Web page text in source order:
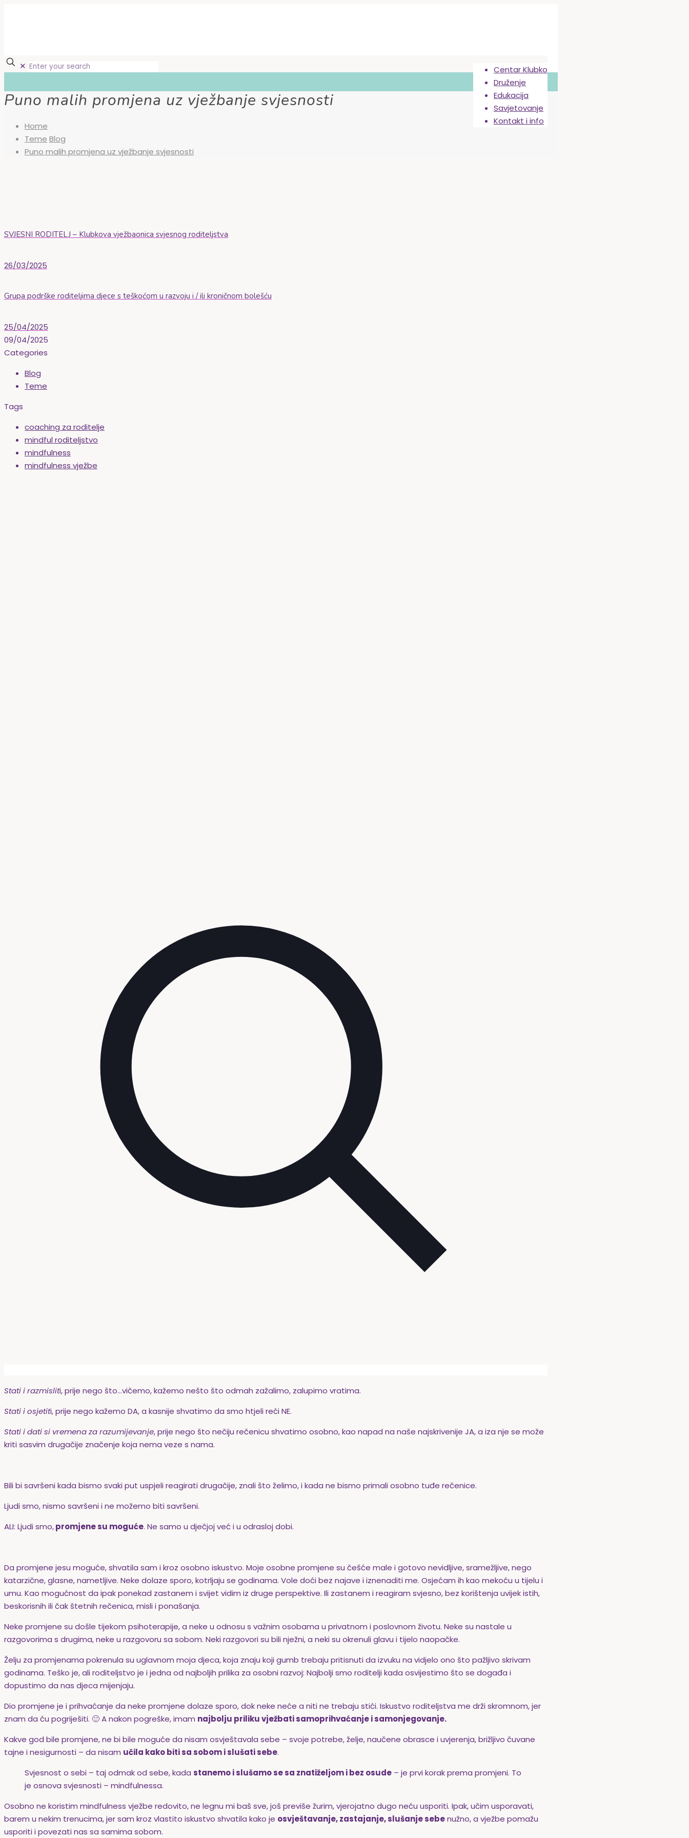
Centar Klubko
Druženje
Edukacija
Savjetovanje
Kontakt i info
✕
Puno malih promjena uz vježbanje svjesnosti
Home
Teme Blog
Puno malih promjena uz vježbanje svjesnosti
SVJESNI RODITELJ – Klubkova vježbaonica svjesnog roditeljstva
26/03/2025
Grupa podrške roditeljima djece s teškoćom u razvoju i / ili kroničnom bolešću
25/04/2025
09/04/2025
Categories
Blog
Teme
Tags
coaching za roditelje
mindful roditeljstvo
mindfulness
mindfulness vježbe
Stati i razmisliti, prije nego što…vičemo, kažemo nešto što odmah zažalimo, zalupimo vratima.
Stati i osjetiti, prije nego kažemo DA, a kasnije shvatimo da smo htjeli reći NE.
Stati i dati si vremena za razumijevanje, prije nego što nečiju rečenicu shvatimo osobno, kao napad na naše najskrivenije JA, a iza nje se može
kriti sasvim drugačije značenje koja nema veze s nama.
Bili bi savršeni kada bismo svaki put uspjeli reagirati drugačije, znali što želimo, i kada ne bismo primali osobno tuđe rečenice.
Ljudi smo, nismo savršeni i ne možemo biti savršeni.
ALI: Ljudi smo,promjene su moguće. Ne samo u dječjoj već i u odrasloj dobi.
Da promjene jesu moguće, shvatila sam i kroz osobno iskustvo. Moje osobne promjene su češće male i gotovo nevidljive, sramežljive, nego
katarzične, glasne, nametljive. Neke dolaze sporo, kotrljaju se godinama. Vole doći bez najave i iznenaditi me. Osjećam ih kao mekoću u tijelu i
umu. Kao mogućnost da ipak ponekad zastanem i svijet vidim iz druge perspektive. Ili zastanem i reagiram svjesno, bez korištenja uvijek istih,
beskorisnih ili čak štetnih rečenica, misli i ponašanja.
Neke promjene su došle tijekom psihoterapije, a neke u odnosu s važnim osobama u privatnom i poslovnom životu. Neke su nastale u
razgovorima s drugima, neke u razgovoru sa sobom. Neki razgovori su bili nježni, a neki su okrenuli glavu i tijelo naopačke.
Želju za promjenama pokrenula su uglavnom moja djeca, koja znaju koji gumb trebaju pritisnuti da izvuku na vidjelo ono što pažljivo skrivam
godinama. Teško je, ali roditeljstvo je i jedna od najboljih prilika za osobni razvoj: Najbolji smo roditelji kada osvijestimo što se događa i
dopustimo da nas djeca mijenjaju.
Dio promjene je i prihvaćanje da neke promjene dolaze sporo, dok neke neće a niti ne trebaju stići. Iskustvo roditeljstva me drži skromnom, jer
znam da ću pogriješiti. 🙂A nakon pogreške, imam najbolju priliku vježbati samoprihvaćanje i samonjegovanje.
Kakve god bile promjene, ne bi bile moguće da nisam osvještavala sebe – svoje potrebe, želje, naučene obrasce i uvjerenja, brižljivo čuvane
tajne i nesigurnosti – da nisam učila kako biti sa sobom i slušati sebe.
Svjesnost o sebi – taj odmak od sebe, kada stanemo i slušamo se sa znatiželjom i bez osude – je prvi korak prema promjeni. To
je osnova svjesnosti – mindfulnessa.
Osobno ne koristim mindfulness vježbe redovito, ne legnu mi baš sve, još previše žurim, vjerojatno dugo neću usporiti. Ipak, učim usporavati,
barem u nekim trenucima, jer sam kroz vlastito iskustvo shvatila kako je osvještavanje, zastajanje, slušanje sebenužno, a vježbe pomažu
usporiti i povezati nas sa samima sobom.